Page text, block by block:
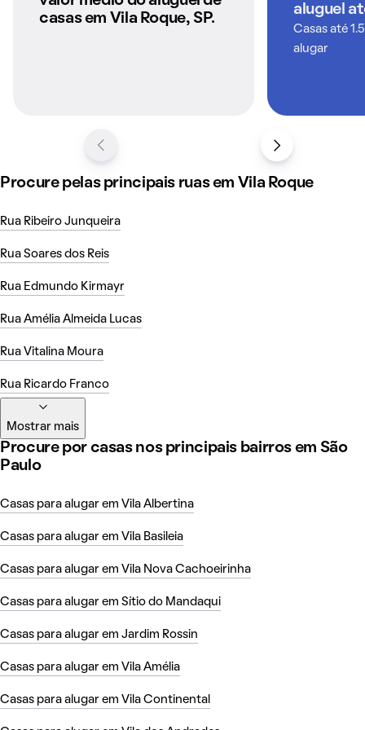
Maturano Lago são ideais para quem deseja momentos ao
oportunidade de morar em um bairro tranquilo e bem
Como é morar em Vila Roque
QuintoAndar
casas em Vila Roque, SP.
aluguel
Casas até
alugar
Procure pelas principais ruas em Vila Roque
Rua Ribeiro Junqueira
Rua Soares dos Reis
Rua Edmundo Kirmayr
Rua Amélia Almeida Lucas
Rua Vitalina Moura
Rua Ricardo Franco
Mostrar mais
Procure por casas nos principais bairros em São
Paulo
Casas para alugar em Vila Albertina
Casas para alugar em Vila Basileia
Casas para alugar em Vila Nova Cachoeirinha
Casas para alugar em Sítio do Mandaqui
Casas para alugar em Jardim Rossin
Casas para alugar em Vila Amélia
Casas para alugar em Vila Continental